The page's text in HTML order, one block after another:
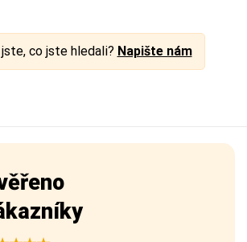
co jste hledali? Napište nám